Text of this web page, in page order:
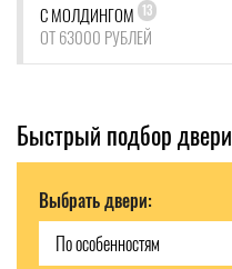
С МОЛДИНГОМ 13
ОТ 63000 РУБЛЕЙ
Быстрый подбор двери
Выбрать двери: